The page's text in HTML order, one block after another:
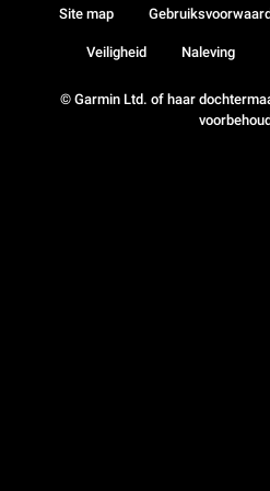
© Garmin Ltd. of haar
Site map
Veiligheid Naleving